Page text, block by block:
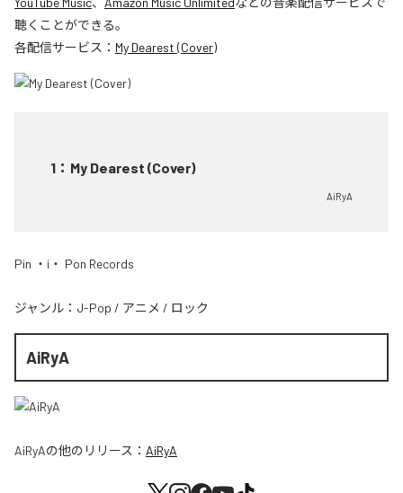
聴くことができる。
各配信サービス： My Dearest (Cover)
1 ： My Dearest (Cover)
AiRyA
Pin ・i・ Pon Records
ジャンル： J-Pop / アニメ / ロック
AiRyA
AiRyAの他のリリース： AiRyA